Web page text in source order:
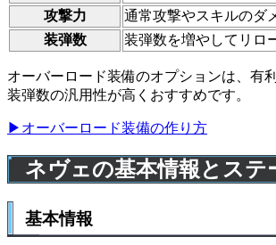
攻撃力
通常攻撃やスキルのダ
装弾数
装弾数を増やしてリロ
オーバーロード装備のオプションは、有
装弾数の汎用性が高くおすすめです。
▶オーバーロード装備の作り方
ネヴェの基本情報とステ
基本情報